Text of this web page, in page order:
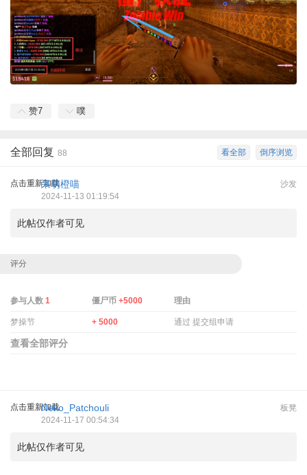
赞7 噗
倒序浏览
看全部
全部回复 88
点击重新加载 沙发
呆萌橙喵
2024-11-13 01:19:54
此帖仅作者可见
评分
参与人数 1 僵尸币+5000 理由
梦操节 + 5000 通过 提交组申请
查看全部评分
点击重新加载 板凳
Neko_Patchouli
2024-11-17 00:54:34
此帖仅作者可见